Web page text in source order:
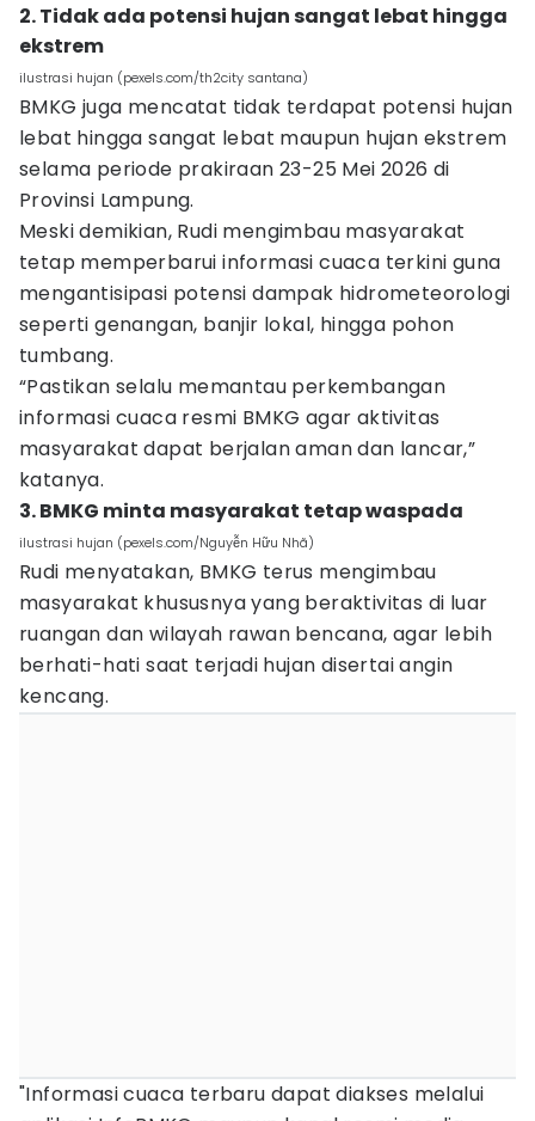
2. Tidak ada potensi hujan sangat lebat hingga
ekstrem
ilustrasi hujan (pexels.com/th2city santana)
BMKG juga mencatat tidak terdapat potensi hujan
lebat hingga sangat lebat maupun hujan ekstrem
selama periode prakiraan 23-25 Mei 2026 di
Provinsi Lampung.
Meski demikian, Rudi mengimbau masyarakat
tetap memperbarui informasi cuaca terkini guna
mengantisipasi potensi dampak hidrometeorologi
seperti genangan, banjir lokal, hingga pohon
tumbang.
“Pastikan selalu memantau perkembangan
informasi cuaca resmi BMKG agar aktivitas
masyarakat dapat berjalan aman dan lancar,”
katanya.
3. BMKG minta masyarakat tetap waspada
ilustrasi hujan (pexels.com/Nguyễn Hữu Nhã)
Rudi menyatakan, BMKG terus mengimbau
masyarakat khususnya yang beraktivitas di luar
ruangan dan wilayah rawan bencana, agar lebih
berhati-hati saat terjadi hujan disertai angin
kencang.
"Informasi cuaca terbaru dapat diakses melalui